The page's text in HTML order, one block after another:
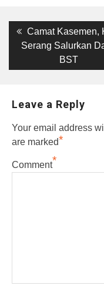
Post
navigation
Previous
post:
Camat Kasemen,
Serang Salurkan
BST
Leave a Reply
Your email address
are marked*
Comment*